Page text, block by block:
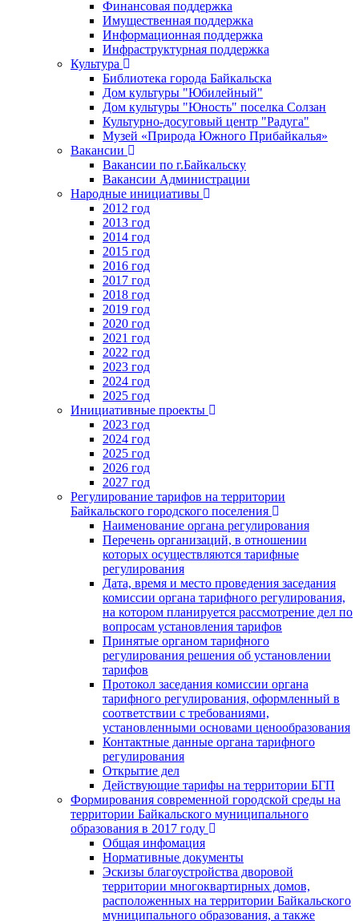
Финансовая поддержка
Имущественная поддержка
Информационная поддержка
Инфраструктурная поддержка
Культура
Библиотека города Байкальска
Дом культуры "Юбилейный"
Дом культуры "Юность" поселка Солзан
Культурно-досуговый центр "Радуга"
Музей «Природа Южного Прибайкалья»
Вакансии
Вакансии по г.Байкальску
Вакансии Администрации
Народные инициативы
2012 год
2013 год
2014 год
2015 год
2016 год
2017 год
2018 год
2019 год
2020 год
2021 год
2022 год
2023 год
2024 год
2025 год
Инициативные проекты
2023 год
2024 год
2025 год
2026 год
2027 год
Регулирование тарифов на территории
Байкальского городского поселения
Наименование органа регулирования
Перечень организаций, в отношении
которых осуществляются тарифные
регулирования
Дата, время и место проведения заседания
комиссии органа тарифного регулирования,
на котором планируется рассмотрение дел по
вопросам установления тарифов
Принятые органом тарифного
регулирования решения об установлении
тарифов
Протокол заседания комиссии органа
тарифного регулирования, оформленный в
соответствии с требованиями,
установленными основами ценообразования
Контактные данные органа тарифного
регулирования
Открытие дел
Действующие тарифы на территории БГП
Формирования современной городской среды на
территории Байкальского муниципального
образования в 2017 году
Общая инфомация
Нормативные документы
Эскизы благоустройства дворовой
территории многоквартирных домов,
расположенных на территории Байкальского
муниципального образования, а также